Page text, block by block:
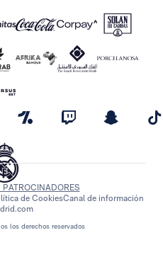
los derechos reservados
PATROCINADORES
de CookiesCanal de información